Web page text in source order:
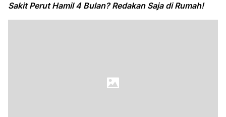
Sakit Perut Hamil 4 Bulan? Redakan Saja di Rumah!